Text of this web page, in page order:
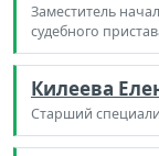
Заместитель
судебного
Килеева
Старший